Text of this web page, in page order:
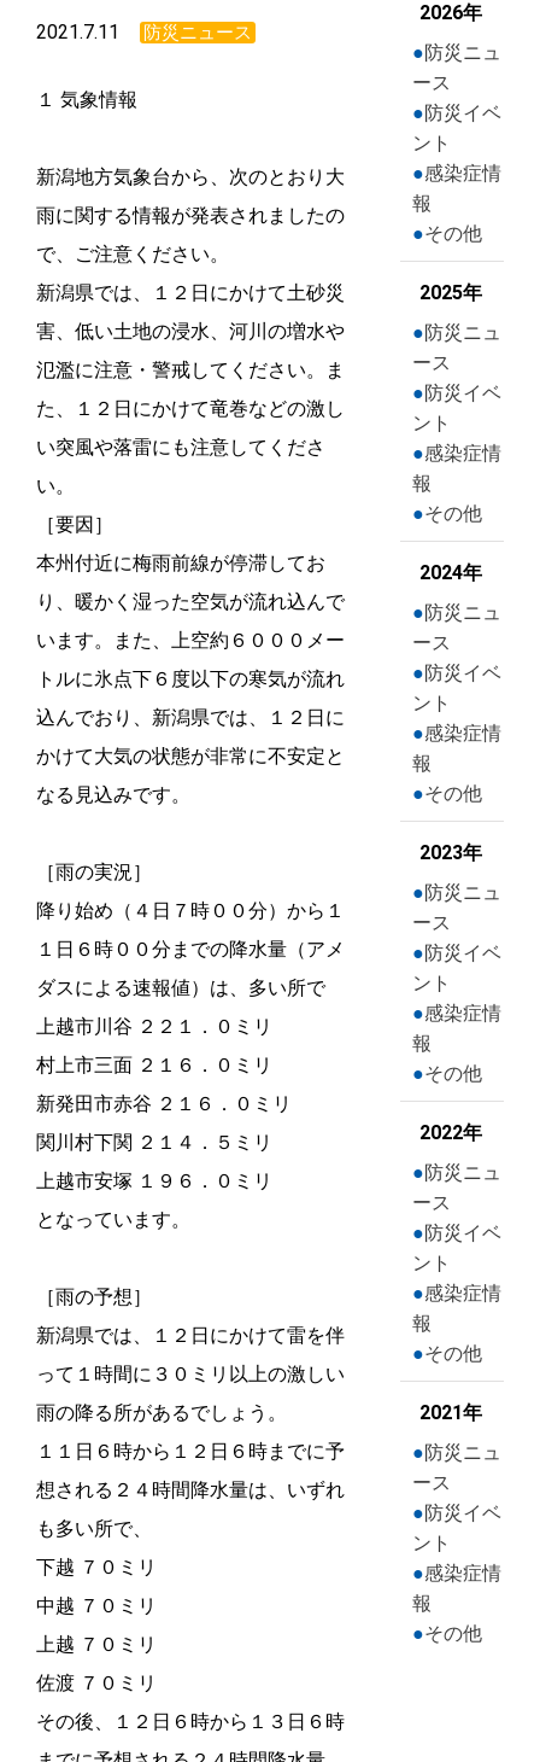
2021.7.11 防災ニュース
１ 気象情報
新潟地方気象台から、次のとおり大
雨に関する情報が発表されましたの
で、ご注意ください。
新潟県では、１２日にかけて土砂災
害、低い土地の浸水、河川の増水や
氾濫に注意・警戒してください。ま
た、１２日にかけて竜巻などの激し
い突風や落雷にも注意してくださ
い。
［要因］
本州付近に梅雨前線が停滞してお
り、暖かく湿った空気が流れ込んで
います。また、上空約６０００メー
トルに氷点下６度以下の寒気が流れ
込んでおり、新潟県では、１２日に
かけて大気の状態が非常に不安定と
なる見込みです。
［雨の実況］
降り始め（４日７時００分）から１
１日６時００分までの降水量（アメ
ダスによる速報値）は、多い所で
上越市川谷 ２２１．０ミリ
村上市三面 ２１６．０ミリ
新発田市赤谷 ２１６．０ミリ
関川村下関 ２１４．５ミリ
上越市安塚 １９６．０ミリ
となっています。
［雨の予想］
新潟県では、１２日にかけて雷を伴
って１時間に３０ミリ以上の激しい
雨の降る所があるでしょう。
１１日６時から１２日６時までに予
想される２４時間降水量は、いずれ
も多い所で、
下越 ７０ミリ
中越 ７０ミリ
上越 ７０ミリ
佐渡 ７０ミリ
その後、１２日６時から１３日６時
2026年
防災ニュ
ース
防災イベ
ント
感染症情
報
その他
2025年
防災ニュ
ース
防災イベ
ント
感染症情
報
その他
2024年
防災ニュ
ース
防災イベ
ント
感染症情
報
その他
2023年
防災ニュ
ース
防災イベ
ント
感染症情
報
その他
2022年
防災ニュ
ース
防災イベ
ント
感染症情
報
その他
2021年
防災ニュ
ース
防災イベ
ント
感染症情
報
その他